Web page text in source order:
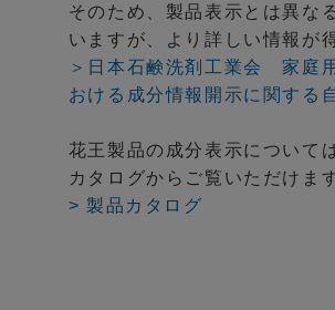
そのため、製品表示とは異な
いますが、より詳しい情報が
＞日本石鹸洗剤工業会 家庭
おける成分情報開示に関する
花王製品の成分表示について
カタログからご覧いただけま
> 製品カタログ